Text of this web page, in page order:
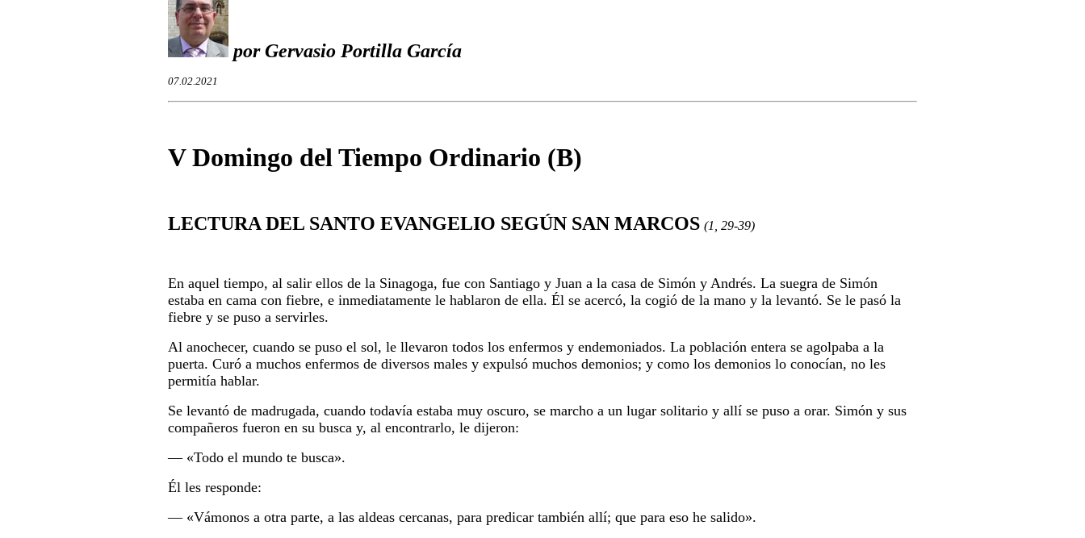
por Gervasio Portilla García
07.02.2021
V Domingo del Tiempo Ordinario (B)
LECTURA DEL SANTO EVANGELIO SEGÚN SAN MARCOS (1, 29-39)
En aquel tiempo, al salir ellos de la Sinagoga, fue con Santiago y Juan a la casa de Simón y Andrés. La suegra de Simón
estaba en cama con fiebre, e inmediatamente le hablaron de ella. Él se acercó, la cogió de la mano y la levantó. Se le pasó la
fiebre y se puso a servirles.
Al anochecer, cuando se puso el sol, le llevaron todos los enfermos y endemoniados. La población entera se agolpaba a la
puerta. Curó a muchos enfermos de diversos males y expulsó muchos demonios; y como los demonios lo conocían, no les
permitía hablar.
Se levantó de madrugada, cuando todavía estaba muy oscuro, se marcho a un lugar solitario y allí se puso a orar. Simón y sus
compañeros fueron en su busca y, al encontrarlo, le dijeron:
― «Todo el mundo te busca».
Él les responde:
― «Vámonos a otra parte, a las aldeas cercanas, para predicar también allí; que para eso he salido».